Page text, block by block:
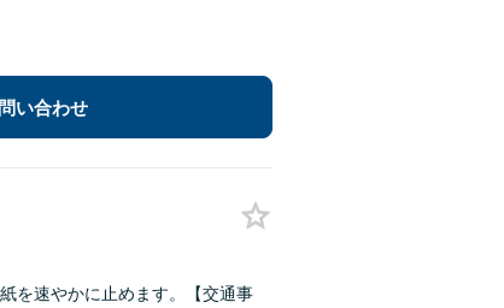
い合わせ
を速やかに止めます。【交通事